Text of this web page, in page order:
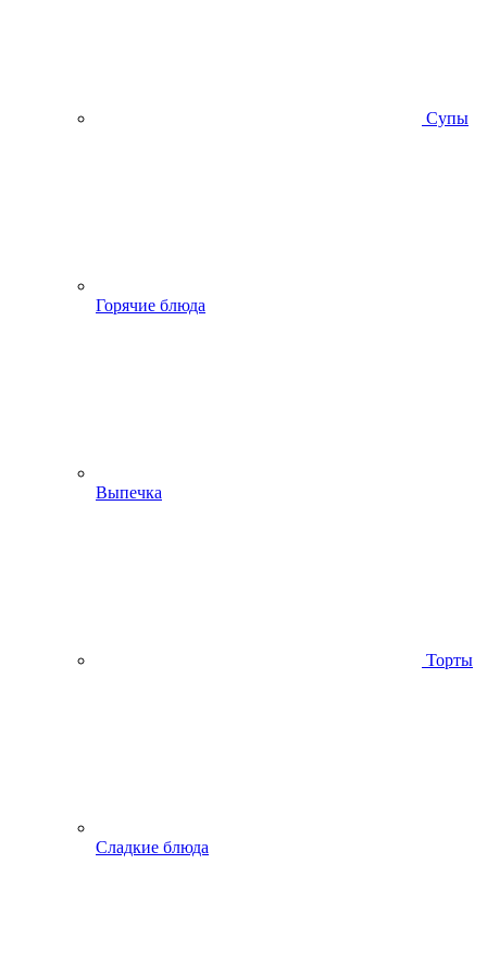
Супы
Горячие блюда
Выпечка
Торты
Сладкие блюда